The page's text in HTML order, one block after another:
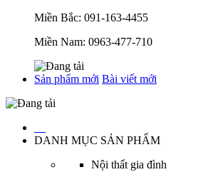
Miền Bắc: 091-163-4455
Miền Nam: 0963-477-710
Sản phẩm mới Bài viết mới
DANH MỤC SẢN PHẨM
Nội thất gia đình